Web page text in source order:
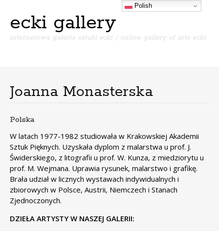
ecki gallery
internetowa galeria sztuki ecki / online gallery of arts ecki
p
t
o
c
o
n
t
e
n
t
Joanna Monasterska
Polska
W latach 1977-1982 studiowała w Krakowskiej Akademii
Sztuk Pięknych. Uzyskała dyplom z malarstwa u prof. J.
Świderskiego, z litografii u prof. W. Kunza, z miedziorytu u
prof. M. Wejmana. Uprawia rysunek, malarstwo i grafikę.
Brała udział w licznych wystawach indywidualnych i
zbiorowych w Polsce, Austrii, Niemczech i Stanach
Zjednoczonych.
DZIEŁA ARTYSTY W NASZEJ GALERII:
Polish